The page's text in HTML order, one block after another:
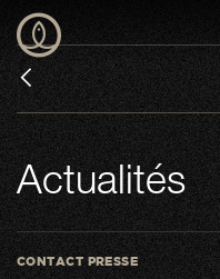
Actualités
CONTACT PRESSE